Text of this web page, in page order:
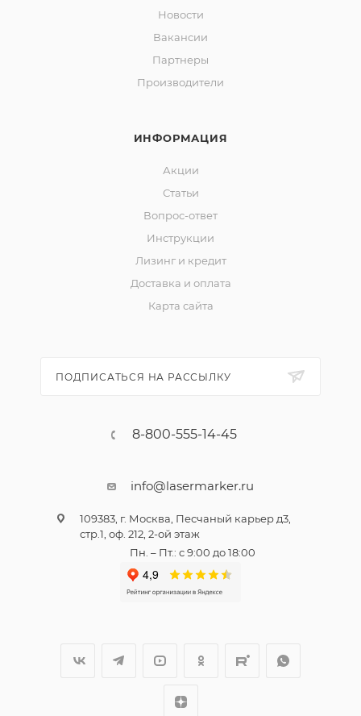
Новости
Вакансии
Партнеры
Производители
ИНФОРМАЦИЯ
Акции
Статьи
Вопрос-ответ
Инструкции
Лизинг и кредит
Доставка и оплата
Карта сайта
ПОДПИСАТЬСЯ НА РАССЫЛКУ
8-800-555-14-45
info@lasermarker.ru
109383, г. Москва, Песчаный карьер д3,
стр.1, оф. 212, 2-ой этаж
Пн. – Пт.: с 9:00 до 18:00